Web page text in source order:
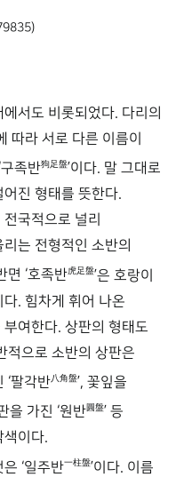
서도 비롯되었다. 다리의
따라 서로 다른 이름이
족반狗足盤’이다. 말 그대로
진 형태를 뜻한다.
국적으로 널리
는 전형적인 소반의
면 ‘호족반虎足盤’은 호랑이
. 힘차게 휘어 나온
여한다. 상판의 형태도
적으로 소반의 상판은
‘팔각반八角盤’, 꽃잎을
을 가진 ‘원반圓盤’ 등
색이다.
‘일주반一柱盤’이다. 이름